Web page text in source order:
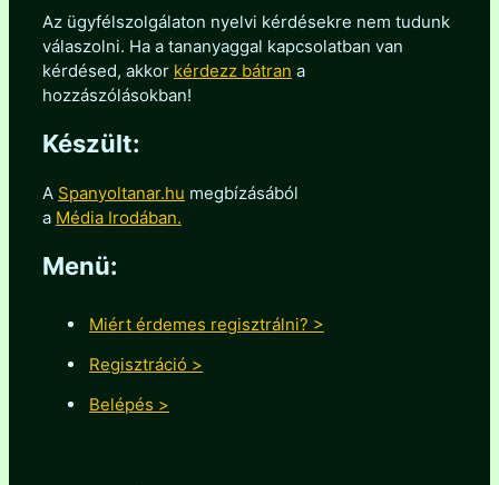
Az ügyfélszolgálaton nyelvi kérdésekre nem tudunk
válaszolni. Ha a tananyaggal kapcsolatban van
kérdésed, akkor kérdezz bátran a
hozzászólásokban!
Készült:
A Spanyoltanar.hu megbízásából
a Média Irodában.
Menü:
Miért érdemes regisztrálni? >
Regisztráció >
Belépés >